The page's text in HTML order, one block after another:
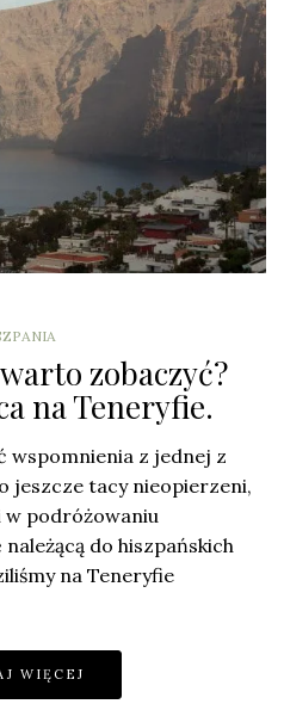
zobaczyć?
na Teneryfie.
wspomnienia z jednej z
jeszcze tacy nieopierzeni,
w podróżowaniu
do hiszpańskich
na Teneryfie
WIĘCEJ